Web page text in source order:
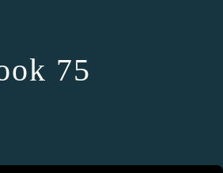
75